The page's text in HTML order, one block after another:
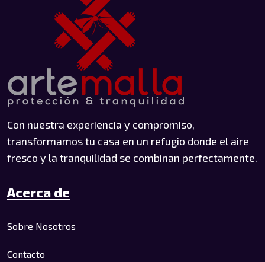
Con nuestra experiencia y compromiso,
transformamos tu casa en un refugio donde el aire
fresco y la tranquilidad se combinan perfectamente.
Acerca de
Sobre Nosotros
Contacto